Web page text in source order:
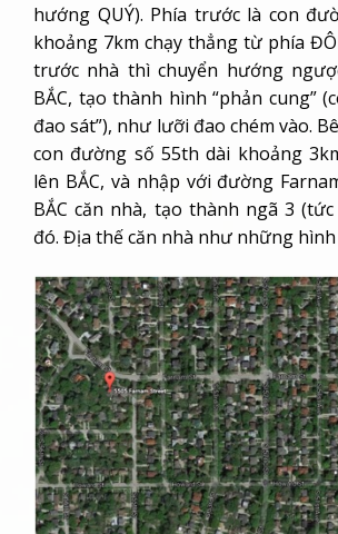
hướng QUÝ). Phía trước là con
khoảng 7km chạy thẳng từ phía
trước nhà thì chuyển hướng
BẮC, tạo thành hình “phản cung”
đao sát”), như lưỡi đao chém vào.
con đường số 55th dài khoảng
lên BẮC, và nhập với đường
BẮC căn nhà, tạo thành ngã 3
đó. Địa thế căn nhà như những